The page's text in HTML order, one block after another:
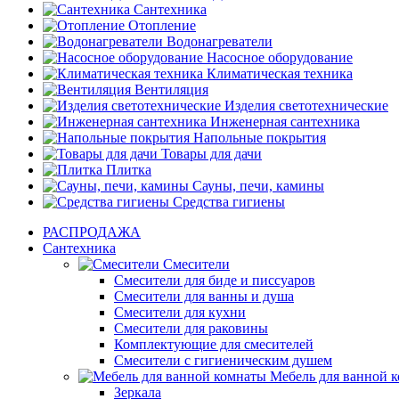
Сантехника
Отопление
Водонагреватели
Насосное оборудование
Климатическая техника
Вентиляция
Изделия светотехнические
Инженерная сантехника
Напольные покрытия
Товары для дачи
Плитка
Сауны, печи, камины
Средства гигиены
РАСПРОДАЖА
Сантехника
Смесители
Смесители для биде и писсуаров
Смесители для ванны и душа
Смесители для кухни
Смесители для раковины
Комплектующие для смесителей
Смесители с гигиеническим душем
Мебель для ванной
Зеркала